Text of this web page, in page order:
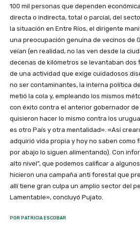
100 mil personas que dependen
directa o indirecta, total o parcial, del
la situación en Entre Ríos, el dirigente
una preocupación genuina de vecinos de
veían (en realidad, no las ven desde la
decenas de kilómetros se levantaban dos
de una actividad que exige cuidadosos
no ser contaminantes, la interna política
metió la cola y, empleando los mismos
con éxito contra el anterior gobernador
quisieron hacer lo mismo contra los
es otro País y otra mentalidad». «Así
adquirió vida propia y hoy no saben como
por abajo lo siguen alimentando). Con
alto nivel”, que podemos calificar a
hicieron una campaña anti forestal que
allí tiene gran culpa un amplio sector del
Lamentable», concluyó Pujato.
POR PATRICIA ESCOBAR